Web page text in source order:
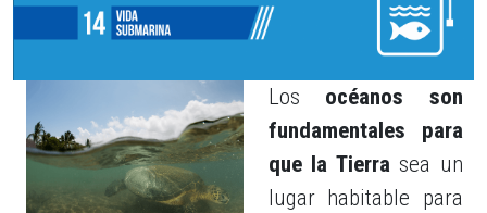
Los océanos son
fundamentales para
que la Tierrasea un
lugar habitable para